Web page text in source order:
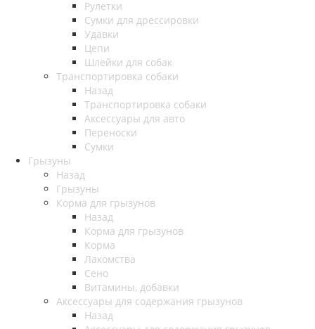
Рулетки
Сумки для дрессировки
Удавки
Цепи
Шлейки для собак
Транспортировка собаки
Назад
Транспортировка собаки
Аксессуары для авто
Переноски
Сумки
Грызуны
Назад
Грызуны
Корма для грызунов
Назад
Корма для грызунов
Корма
Лакомства
Сено
Витамины, добавки
Аксессуары для содержания грызунов
Назад